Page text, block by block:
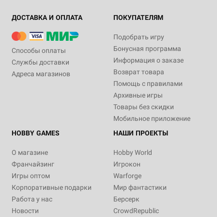
ДОСТАВКА И ОПЛАТА
Способы оплаты
Службы доставки
Адреса магазинов
ПОКУПАТЕЛЯМ
Подобрать игру
Бонусная программа
Информация о заказе
Возврат товара
Помощь с правилами
Архивные игры
Товары без скидки
Мобильное приложение
HOBBY GAMES
О магазине
Франчайзинг
Игры оптом
Корпоративные подарки
Работа у нас
Новости
НАШИ ПРОЕКТЫ
Hobby World
Игрокон
Warforge
Мир фантастики
Берсерк
CrowdRepublic